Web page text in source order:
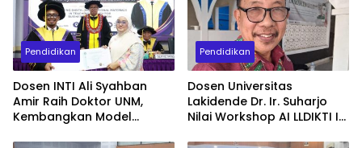
Pendidikan
Dosen INTI Ali Syahban
Amir Raih Doktor UNM,
Kembangkan Model
Pendidikan
Dosen Universitas
Lakidende Dr. Ir. Suharjo
Nilai Workshop AI LLDIKTI IX